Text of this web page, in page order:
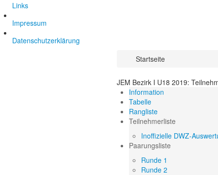
Links
Impressum
Datenschutzerklärung
Startseite
JEM Bezirk I U18 2019:
Information
Tabelle
Rangliste
Teilnehmerliste
Inoffizielle DWZ-
Paarungsliste
Runde 1
Runde 2